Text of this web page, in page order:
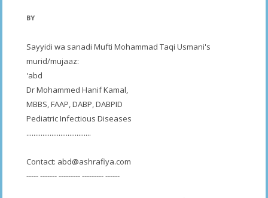
BY
Sayyidi wa sanadi Mufti Mohammad Taqi Usmani's
murid/mujaaz:
'abd
Dr Mohammed Hanif Kamal,
MBBS, FAAP, DABP, DABPID
Pediatric Infectious Diseases
....................................
Contact: abd@ashrafiya.com
----- ------- --------- --------- ------